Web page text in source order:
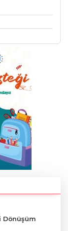
Dönüşüm